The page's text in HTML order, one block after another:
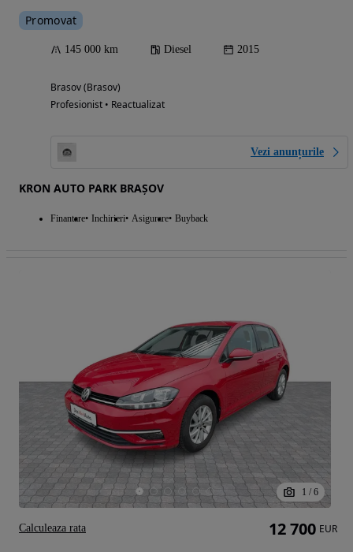
Promovat
145 000 km Diesel 2015
Brasov (Brasov)
Profesionist • Reactualizat
Vezi anunțurile
KRON AUTO PARK BRAȘOV
Finantare Inchirieri Asigurare Buyback
1 / 6
12 700 EUR
Calculeaza rata